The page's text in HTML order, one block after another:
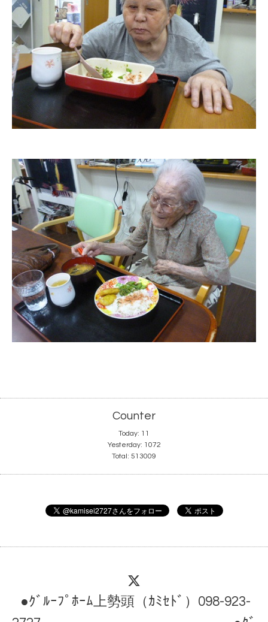
Counter
Today: 11
Yesterday: 1072
Total: 513009
●ｸﾞﾙｰﾌﾟﾎｰﾑ上勢頭（ｶﾐｾﾄﾞ）098-923-